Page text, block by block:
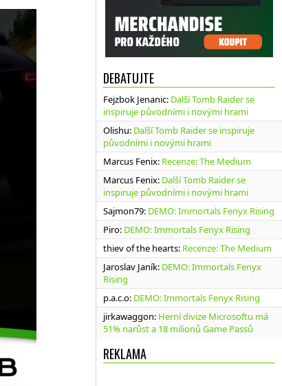
DEBATUJTE
Fejzbok Jenanic: Další Tomb Raider se
inspiruje původními i novými hrami
Olishu: Další Tomb Raider se inspiruje
původními i novými hrami
Marcus Fenix: Recenze: The Medium
Marcus Fenix: Další Tomb Raider se
inspiruje původními i novými hrami
Sajmon79: DEMO: Immortals Fenyx Rising
Piro: DEMO: Immortals Fenyx Rising
thiev of the hearts: Recenze: The Medium
Jaroslav Janík: DEMO: Immortals Fenyx
Rising
p.a.c.o: DEMO: Immortals Fenyx Rising
jirkawaggon: Herní divize Microsoftu má
51% narůst a 18 milionů Game Passů
REKLAMA